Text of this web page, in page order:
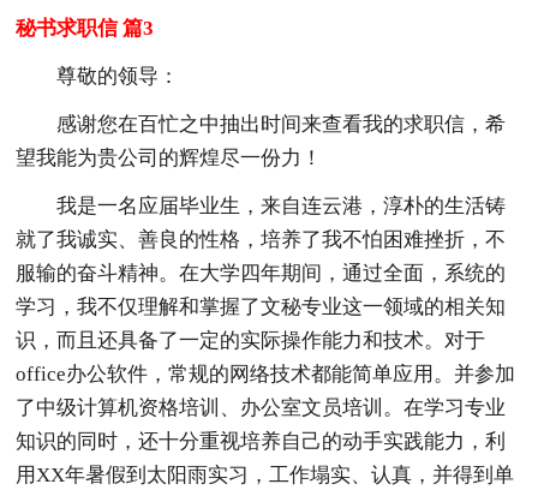
秘书求职信 篇3
尊敬的领导：
感谢您在百忙之中抽出时间来查看我的求职信，希
望我能为贵公司的辉煌尽一份力！
我是一名应届毕业生，来自连云港，淳朴的生活铸
就了我诚实、善良的性格，培养了我不怕困难挫折，不
服输的奋斗精神。在大学四年期间，通过全面，系统的
学习，我不仅理解和掌握了文秘专业这一领域的相关知
识，而且还具备了一定的实际操作能力和技术。对于
office办公软件，常规的网络技术都能简单应用。并参加
了中级计算机资格培训、办公室文员培训。在学习专业
知识的同时，还十分重视培养自己的动手实践能力，利
用XX年暑假到太阳雨实习，工作塌实、认真，并得到单